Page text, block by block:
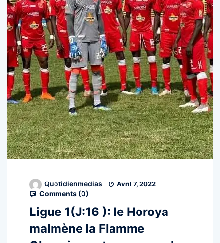
Quotidienmedias Avril 7, 2022
Comments (0)
Ligue 1(J:16 ): le Horoya
malmène la Flamme